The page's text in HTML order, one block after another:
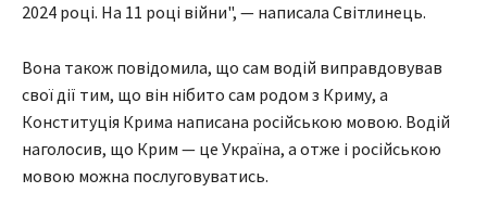
2024 році. На 11 році війни", — написала Світлинець.
Вона також повідомила, що сам водій виправдовував
свої дії тим, що він нібито сам родом з Криму, а
Конституція Крима написана російською мовою. Водій
наголосив, що Крим — це Україна, а отже і російською
мовою можна послуговуватись.